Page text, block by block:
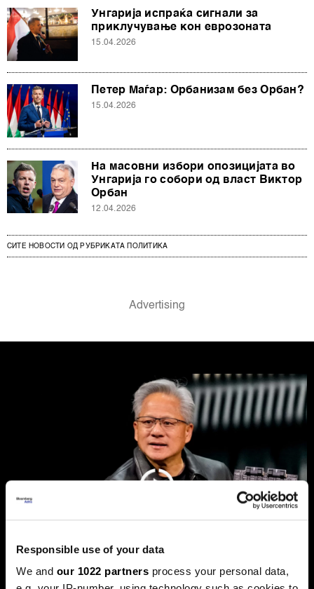
Responsible use of your data
We and our 1022 partners process your personal data,
Унгарија испраќа сигнали за
приклучување кон еврозоната
15.04.2026
Петер Маѓар: Орбанизам без Орбан?
15.04.2026
На масовни избори опозицијата во
Унгарија го собори од власт Виктор
Орбан
12.04.2026
СИТЕ НОВОСТИ ОД РУБРИКАТА ПОЛИТИКА